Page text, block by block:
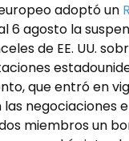
adoptó un
6 agosto la
de EE. UU.
que entró en
negociaciones
miembros un